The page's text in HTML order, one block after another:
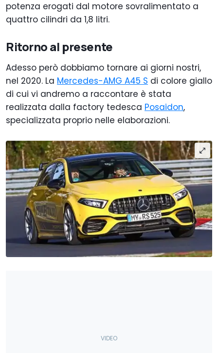
potenza erogati dal motore sovralimentato a
quattro cilindri da 1,8 litri.
Ritorno al presente
Adesso però dobbiamo tornare ai giorni nostri,
nel 2020. La Mercedes-AMG A45 S di colore giallo
di cui vi andremo a raccontare è stata
realizzata dalla factory tedesca Posaidon,
specializzata proprio nelle elaborazioni.